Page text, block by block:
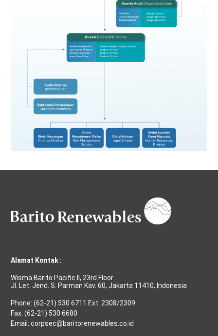
Alamat Kontak :
Wisma Barito Pacific II, 23rd Floor
Jl. Let. Jend. S. Parman Kav. 60, Jakarta 11410, Indonesia
Phone: (62-21) 530 6711 Ext. 2308/2309
Fax: (62-21) 530 6680
Email: corpsec@baritorenewables.co.id